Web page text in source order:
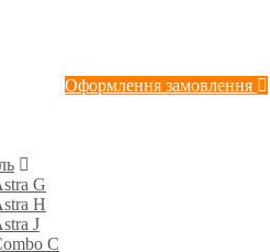
Оформлення замовлення
G
H
J
C